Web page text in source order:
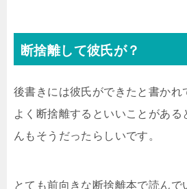
断捨離して彼氏が？
後書きには彼氏ができたと書かれ
よく断捨離するといいことがある
んもそうだったらしいです。
とても前向きな断捨離本で読んで